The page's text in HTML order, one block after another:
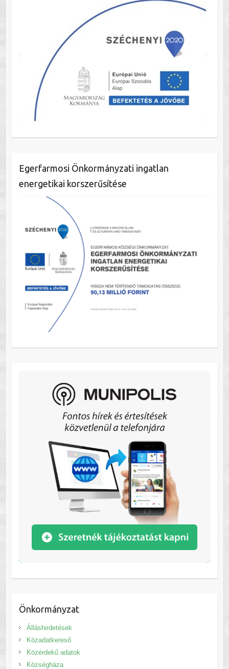
Egerfarmosi Önkormányzati ingatlan
energetikai korszerűsítése
Önkormányzat
Álláshirdetések
Közadatkereső
Közérdekű adatok
Községháza